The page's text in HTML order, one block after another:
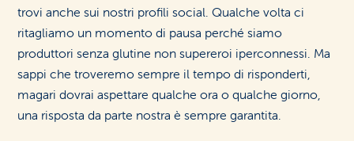
trovi anche sui nostri profili social. Qualche volta ci
ritagliamo un momento di pausa perché siamo
produttori senza glutine non supereroi iperconnessi. Ma
sappi che troveremo sempre il tempo di risponderti,
magari dovrai aspettare qualche ora o qualche giorno,
una risposta da parte nostra è sempre garantita.